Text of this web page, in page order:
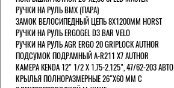
РУЧКИ НА РУЛЬ BMX (ПАРА)
ЗАМОК ВЕЛОCИПЕДНЫЙ ЦЕПЬ 8Х1200ММ HORST
РУЧКИ НА РУЛЬ ERGOGEL D3 BAR VELO
РУЧКИ НА РУЛЬ AGR ERGO 20 GRIPLOCK AUTHOR
ПОДСУМОК ПОДРАМНЫЙ A-R211 X7 AUTHOR
КАМЕРА KENDA 12" 1/2 Х 1.75-2.125", 47/62-203 АВТО
КРЫЛЬЯ ПОЛНОРАЗМЕРНЫЕ 26"Х60 ММ С